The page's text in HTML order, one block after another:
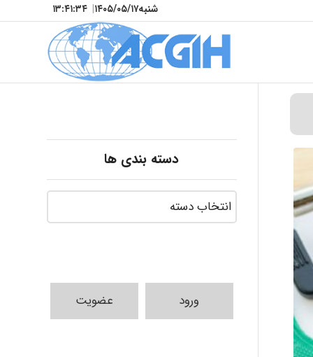
شنبه۱۴۰۵/۰۵/۱۷| ۱۳:۴۱:۳۵
دسته بندی ها
ورود عضویت